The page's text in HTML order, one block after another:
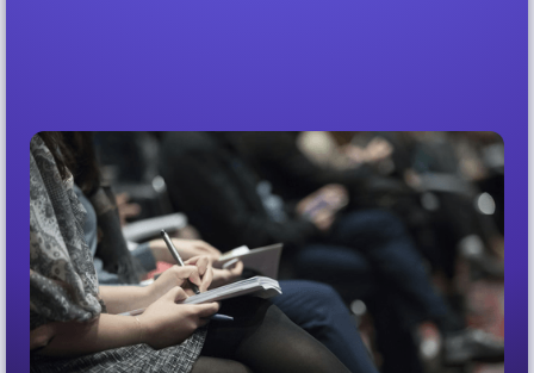
Submitted
abstracts
100,000+
Abstract projects